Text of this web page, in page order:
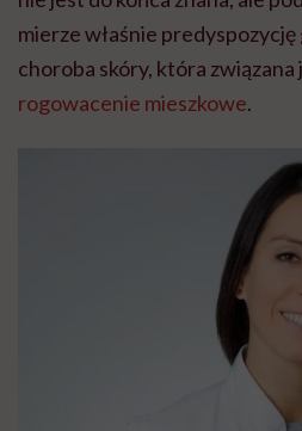
mierze właśnie
choroba skóry, która związana
rogowacenie mieszkowe.